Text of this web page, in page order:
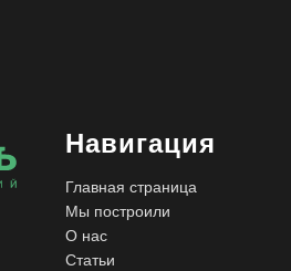
Навигация
Главная страница
Мы построили
О нас
Статьи